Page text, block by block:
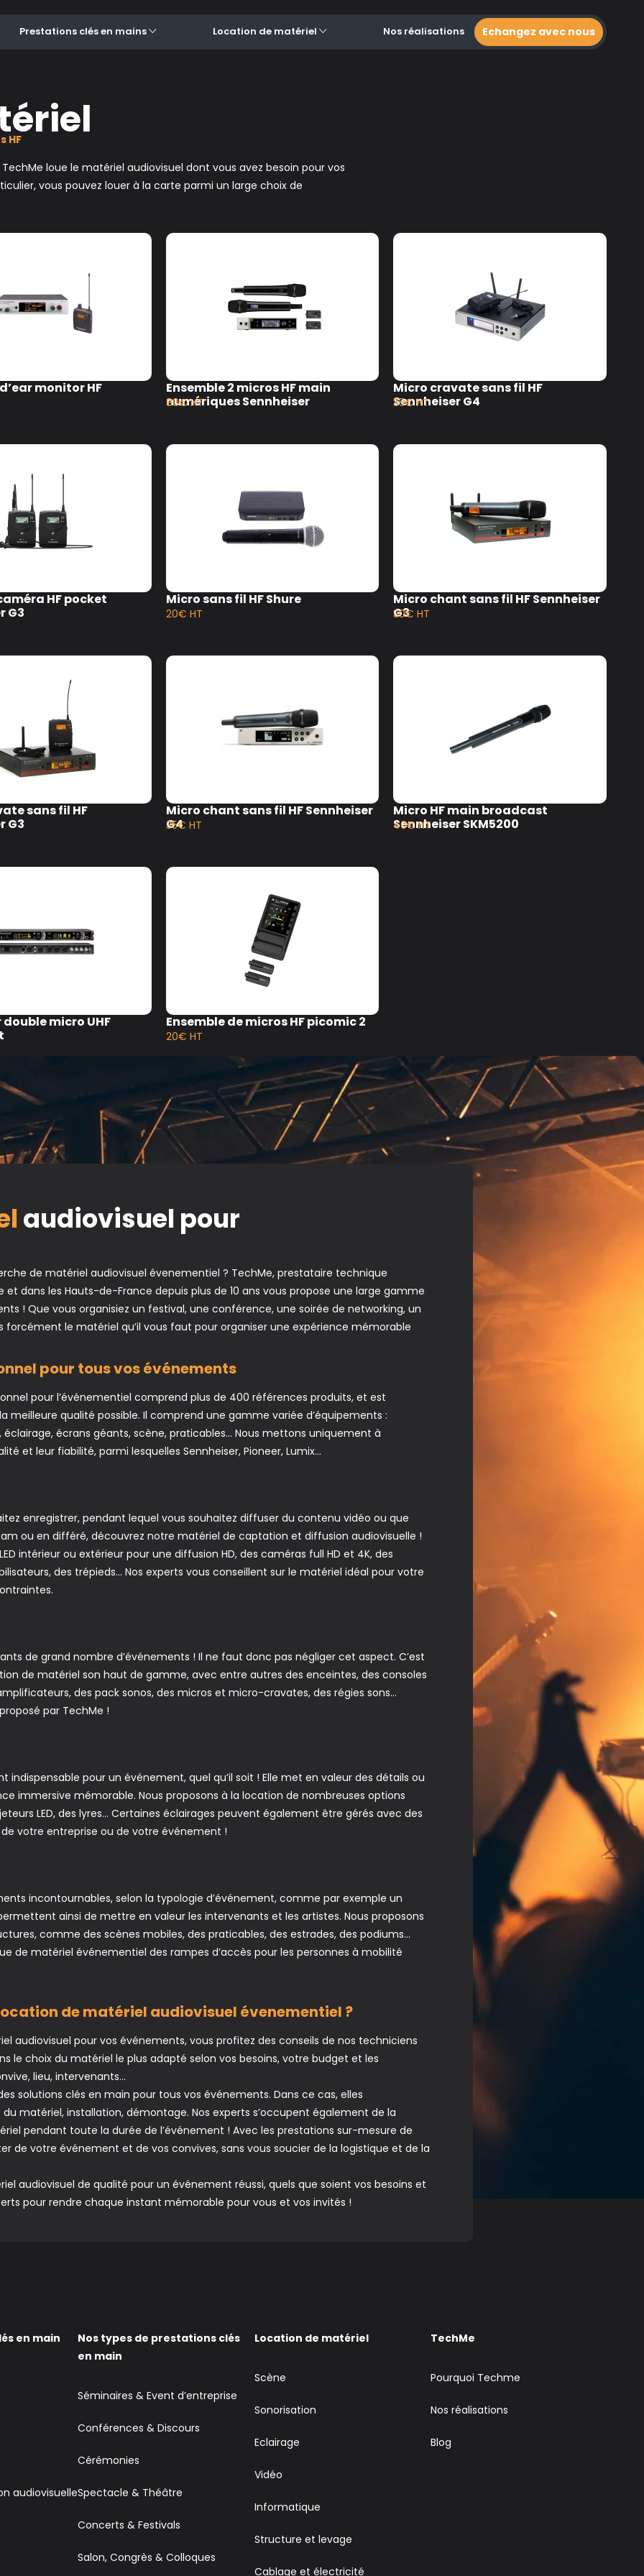
Prestations clés en mains Location de matériel Nos réalisations Echangez avec nous
HF
loue le matériel audiovisuel dont vous avez besoin pour vos
vous pouvez louer à la carte parmi un large choix de
monitor HF
Ensemble 2 micros HF main
numériques Sennheiser
80€ HT
Micro cravate sans fil HF
Sennheiser G4
35€ HT
HF pocket
G3
Micro sans fil HF Shure
20€ HT
Micro chant sans fil HF Sennheiser
G3
30€ HT
sans fil HF
G3
Micro chant sans fil HF Sennheiser
G4
35€ HT
Micro HF main broadcast
Sennheiser SKM5200
40€ HT
micro UHF
Ensemble de micros HF picomic 2
20€ HT
audiovisuel pour
de matériel audiovisuel évenementiel ? TechMe, prestataire technique
et dans les Hauts-de-France depuis plus de 10 ans vous propose une large gamme
! Que vous organisiez un festival, une conférence, une soirée de networking, un
forcément le matériel qu’il vous faut pour organiser une expérience mémorable
pour tous vos événements
pour l’événementiel comprend plus de 400 références produits, et est
meilleure qualité possible. Il comprend une gamme variée d’équipements :
écrans géants, scène, praticables… Nous mettons uniquement à
et leur fiabilité, parmi lesquelles Sennheiser, Pioneer, Lumix…
enregistrer, pendant lequel vous souhaitez diffuser du contenu vidéo ou que
ou en différé, découvrez notre matériel de captation et diffusion audiovisuelle !
intérieur ou extérieur pour une diffusion HD, des caméras full HD et 4K, des
des trépieds… Nos experts vous conseillent sur le matériel idéal pour votre
de grand nombre d’événements ! Il ne faut donc pas négliger cet aspect. C’est
de matériel son haut de gamme, avec entre autres des enceintes, des consoles
des pack sonos, des micros et micro-cravates, des régies sons…
par TechMe !
pour un événement, quel qu’il soit ! Elle met en valeur des détails ou
immersive mémorable. Nous proposons à la location de nombreuses options
LED, des lyres… Certaines éclairages peuvent également être gérés avec des
votre entreprise ou de votre événement !
incontournables, selon la typologie d’événement, comme par exemple un
ainsi de mettre en valeur les intervenants et les artistes. Nous proposons
comme des scènes mobiles, des praticables, des estrades, des podiums…
de matériel événementiel des rampes d’accès pour les personnes à mobilité
de matériel audiovisuel évenementiel ?
audiovisuel pour vos événements, vous profitez des conseils de nos techniciens
le choix du matériel le plus adapté selon vos besoins, votre budget et les
lieu, intervenants…
solutions clés en main pour tous vos événements. Dans ce cas, elles
matériel, installation, démontage. Nos experts s’occupent également de la
pendant toute la durée de l’événement ! Avec les prestations sur-mesure de
de votre événement et de vos convives, sans vous soucier de la logistique et de la
audiovisuel de qualité pour un événement réussi, quels que soient vos besoins et
pour rendre chaque instant mémorable pour vous et vos invités !
en main
audiovisuelle
Nos types de prestations clés
en main
Séminaires & Event d’entreprise
Conférences & Discours
Cérémonies
Spectacle & Théâtre
Concerts & Festivals
Salon, Congrès & Colloques
Location de matériel
Scène
Sonorisation
Eclairage
Vidéo
Informatique
Structure et levage
Cablage et électricité
TechMe
Pourquoi Techme
Nos réalisations
Blog